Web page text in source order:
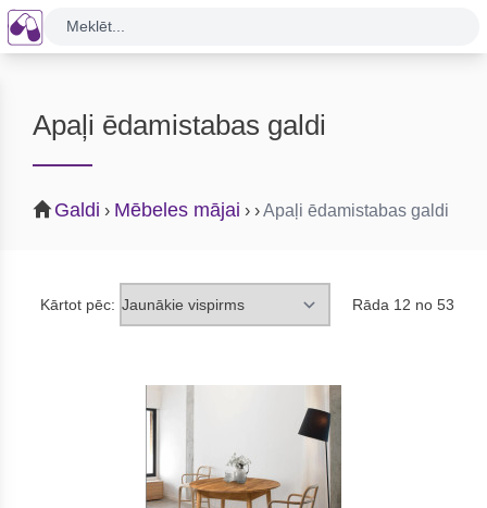
Meklēt...
Apaļi ēdamistabas galdi
Galdi › Mēbeles mājai › ›Apaļi ēdamistabas galdi
Kārtot pēc: Rāda 12 no 53